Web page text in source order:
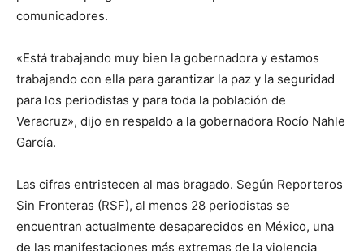
comunicadores.
«Está trabajando muy bien la gobernadora y estamos
trabajando con ella para garantizar la paz y la seguridad
para los periodistas y para toda la población de
Veracruz», dijo en respaldo a la gobernadora Rocío Nahle
García.
Las cifras entristecen al mas bragado. Según Reporteros
Sin Fronteras (RSF), al menos 28 periodistas se
encuentran actualmente desaparecidos en México, una
de las manifestaciones más extremas de la violencia